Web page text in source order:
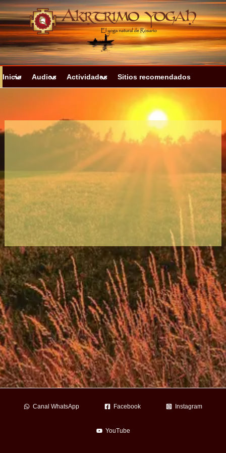
Ir
al
contenido
Inicio Audios Actividades Sitios recomendados
Canal WhatsApp Facebook Instagram
YouTube